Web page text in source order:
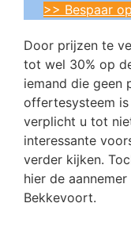
>> Bespaar
Door prijzen te
tot wel 30% op
iemand die geen
offertesysteem
verplicht u tot
interessante
verder kijken.
hier de
Bekkevoort.